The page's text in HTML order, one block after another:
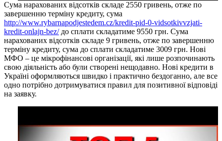
Сума нарахованих відсотків складе 2550 гривень, отже по
завершенню терміну кредиту, сума
http://www.rybarnapodjestedem.cz/kredit-pid-0-vidsotkivvzjati-
kredit-onlajn-bez/до сплати складатиме 9550 грн. Сума
нарахованих відсотків складе 9 гривень, отже по завершенню
терміну кредиту, сума до сплати складатиме 3009 грн. Нові
МФО – це мікрофінансові організації, які лише розпочинають
свою діяльність або були створені нещодавно. Нові кредити в
Україні оформляються швидко і практично бездоганно, але все
одно потрібно дотримуватися правил для позитивної відповіді
на заявку.